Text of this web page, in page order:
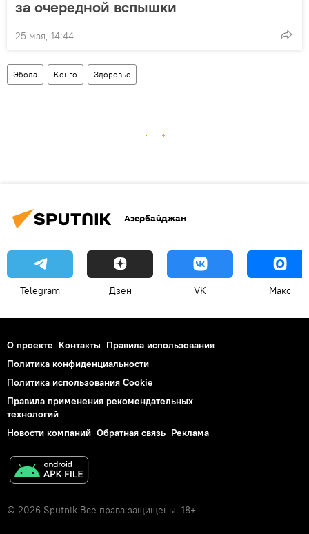
за очередной вспышки
25 мая, 14:44
Эбола Конго Здоровье
Азербайджан
Telegram Дзен VK Макс
О проекте Контакты Правила использования
Политика конфиденциальности
Политика использования Cookie
Правила применения рекомендательных
технологий
Новости компаний Обратная связь Реклама
© 2026 Sputnik Все права защищены. 18+